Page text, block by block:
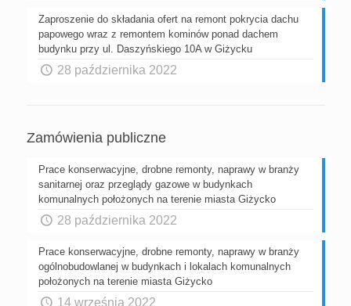
Zaproszenie do składania ofert na remont pokrycia dachu
papowego wraz z remontem kominów ponad dachem
budynku przy ul. Daszyńskiego 10A w Giżycku
28 października 2022
Zamówienia publiczne
Prace konserwacyjne, drobne remonty, naprawy w branży
sanitarnej oraz przeglądy gazowe w budynkach
komunalnych położonych na terenie miasta Giżycko
28 października 2022
Prace konserwacyjne, drobne remonty, naprawy w branży
ogólnobudowlanej w budynkach i lokalach komunalnych
położonych na terenie miasta Giżycko
14 września 2022